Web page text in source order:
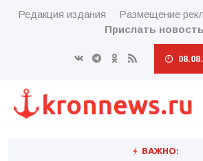
Редакция издания Размещение
Прислать новость
ВАЖНО: